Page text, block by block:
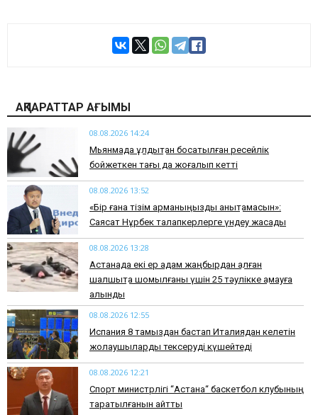
АҚПАРАТТАР АҒЫМЫ
08.08.2026 14:24
Мьянмада құлдықтан босатылған ресейлік
бойжеткен тағы да жоғалып кетті
08.08.2026 13:52
«Бір ғана тізім арманыңызды анықтамасын»:
Саясат Нұрбек талапкерлерге үндеу жасады
08.08.2026 13:28
Астанада екі ер адам жаңбырдан қалған
шалшықта шомылғаны үшін 25 тәулікке қамауға
алынды
08.08.2026 12:55
Испания 8 тамыздан бастап Италиядан келетін
жолаушыларды тексеруді күшейтеді
08.08.2026 12:21
Спорт министрлігі “Астана“ баскетбол клубының
таратылғанын айтты